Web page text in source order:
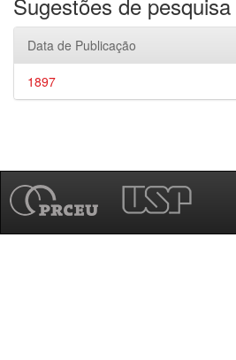
Data de Publicação
1897